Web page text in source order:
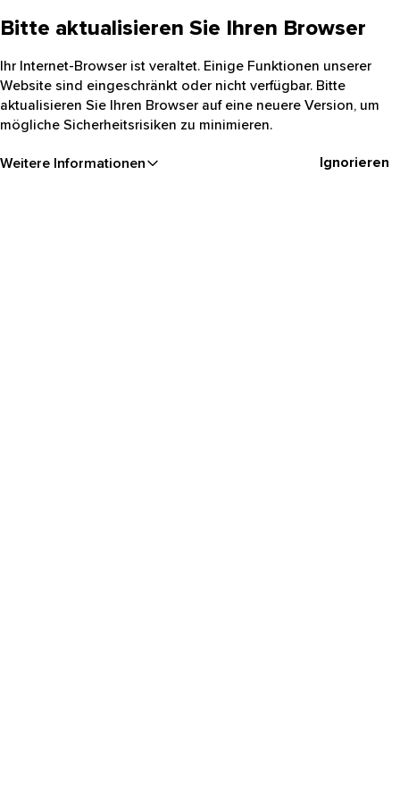
Bitte aktualisieren Sie Ihren Browser
Ihr Internet-Browser ist veraltet. Einige Funktionen unserer
Website sind eingeschränkt oder nicht verfügbar. Bitte
aktualisieren Sie Ihren Browser auf eine neuere Version, um
mögliche Sicherheitsrisiken zu minimieren.
Weitere Informationen Ignorieren